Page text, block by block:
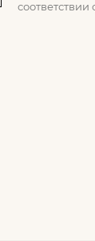
соответствии